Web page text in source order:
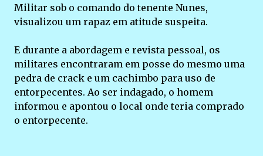
Militar sob o comando do tenente Nunes,
visualizou um rapaz em atitude suspeita.
E durante a abordagem e revista pessoal, os
militares encontraram em posse do mesmo uma
pedra de crack e um cachimbo para uso de
entorpecentes. Ao ser indagado, o homem
informou e apontou o local onde teria comprado
o entorpecente.